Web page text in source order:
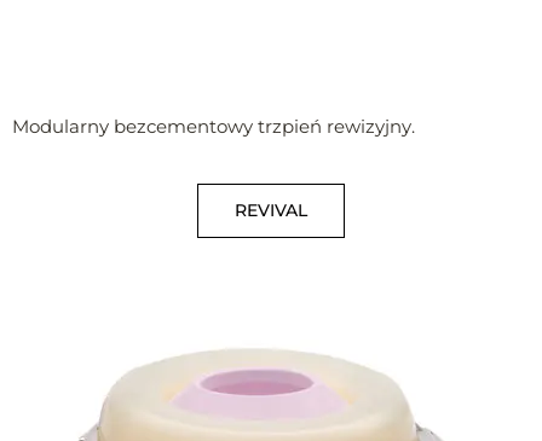
Modularny bezcementowy trzpień rewizyjny.
REVIVAL